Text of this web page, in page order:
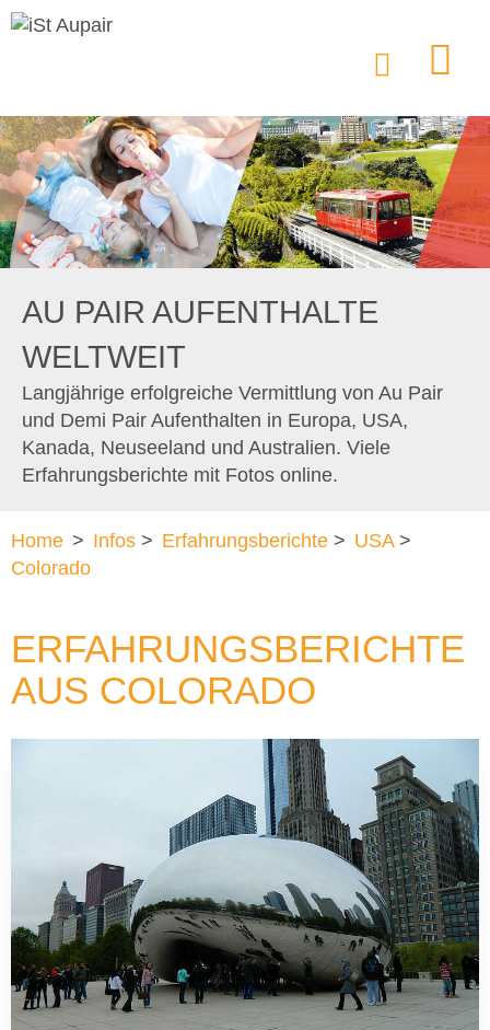
AU PAIR AUFENTHALTE
WELTWEIT
Langjährige erfolgreiche Vermittlung von Au Pair
und Demi Pair Aufenthalten in Europa, USA,
Kanada, Neuseeland und Australien. Viele
Erfahrungsberichte mit Fotos online.
Home > Infos > Erfahrungsberichte > USA>
Colorado
ERFAHRUNGSBERICHTE
AUS COLORADO